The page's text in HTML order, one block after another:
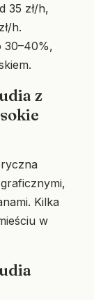
35 zł/h,
h.
30–40%,
z
Kilka
w